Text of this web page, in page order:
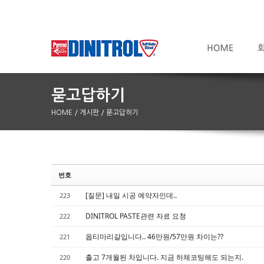
HOME / 게시판 / 묻고답하기
번호
223 [질문] 내일 시공 예약자인데..
222 DINITROL PASTE관련 자료 요청
221 옵티마리갈입니다.. 46만원/57만원 차이는??
220 출고 7개월된 차입니다. 지금 하체코팅해도 되는지.
Sketchbook5, 스케치북5
Sketchbook5, 스케치북5